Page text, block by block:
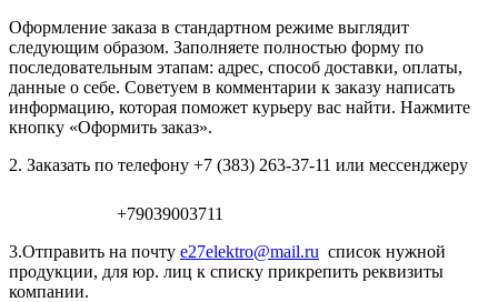
Оформление заказа в стандартном режиме выглядит
следующим образом. Заполняете полностью форму по
последовательным этапам: адрес, способ доставки, оплаты,
данные о себе. Советуем в комментарии к заказу написать
информацию, которая поможет курьеру вас найти. Нажмите
кнопку «Оформить заказ».
2. Заказать по телефону +7 (383) 263-37-11 или мессенджеру
+79039003711
3.Отправить на почту e27elektro@mail.ru список нужной
продукции, для юр. лиц к списку прикрепить реквизиты
компании.